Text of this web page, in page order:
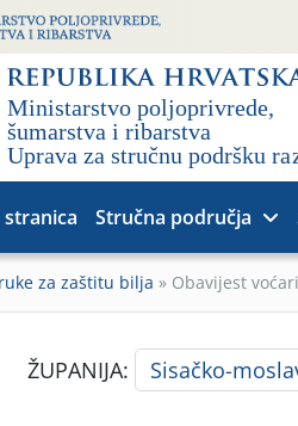
Stručna područja
za zaštitu bilja » Obavijest
ŽUPANIJA: Sisačko-